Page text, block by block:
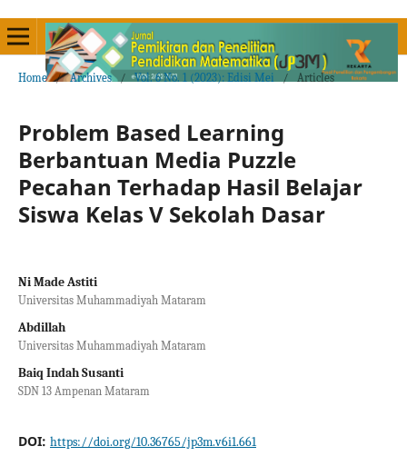
Home / Archives / Vol. 6 No. 1 (2023): Edisi Mei / Articles
Problem Based Learning
Berbantuan Media Puzzle
Pecahan Terhadap Hasil Belajar
Siswa Kelas V Sekolah Dasar
Ni Made Astiti
Universitas Muhammadiyah Mataram
Abdillah
Universitas Muhammadiyah Mataram
Baiq Indah Susanti
SDN 13 Ampenan Mataram
DOI: https://doi.org/10.36765/jp3m.v6i1.661